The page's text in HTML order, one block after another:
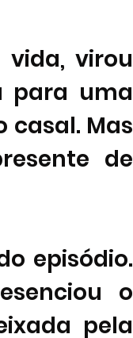
vida, virou
para uma
casal. Mas
de
episódio.
o
pela